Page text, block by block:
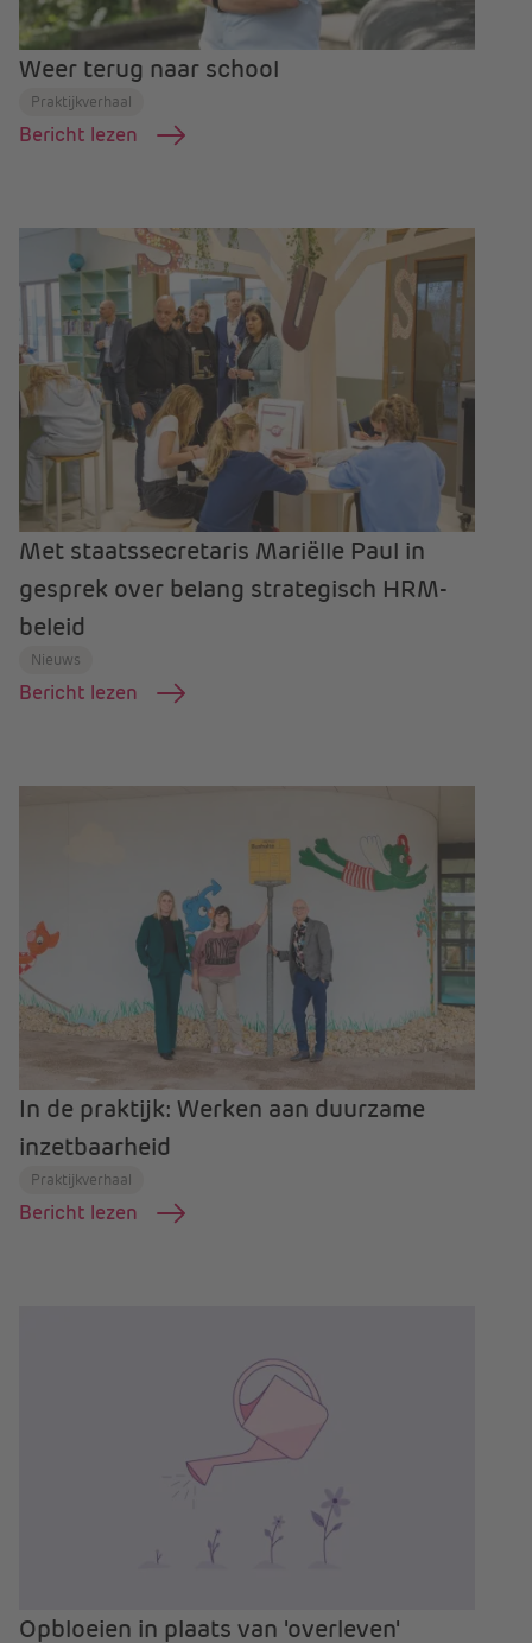
Weer terug naar school
Praktijkverhaal
Bericht lezen
Met staatssecretaris Mariëlle Paul in
gesprek over belang strategisch HRM-
beleid
Nieuws
Bericht lezen
In de praktijk: Werken aan duurzame
inzetbaarheid
Praktijkverhaal
Bericht lezen
Opbloeien in plaats van 'overleven'